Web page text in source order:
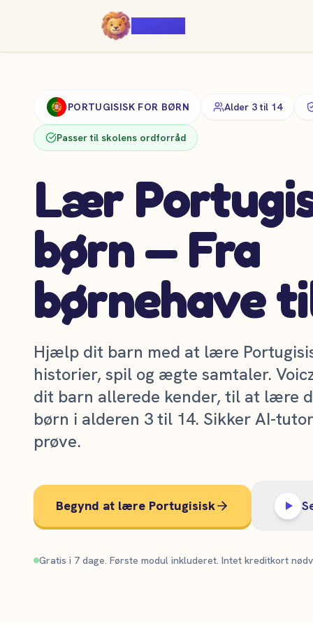
PORTUGISISK FOR BØRN Alder 3 til 14
Passer til skolens ordforråd
Lær
børn — Fra
børnehave
Hjælp dit barn med at lære
historier, spil og ægte samtaler.
dit barn allerede kender, til at lære
børn i alderen 3 til 14. Sikker AI-
prøve.
Begynd at lære Portugisisk
Gratis i 7 dage. Første modul inkluderet. Intet kreditkort